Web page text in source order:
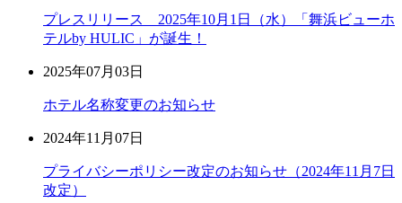
プレスリリース 2025年10月1日（水）「舞浜ビューホ
テルby HULIC」が誕生！
2025年07月03日
ホテル名称変更のお知らせ
2024年11月07日
プライバシーポリシー改定のお知らせ（2024年11月7日
改定）